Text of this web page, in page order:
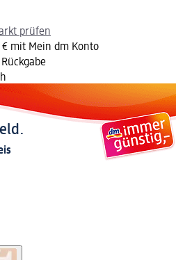
prüfen
€ mit Mein dm Konto